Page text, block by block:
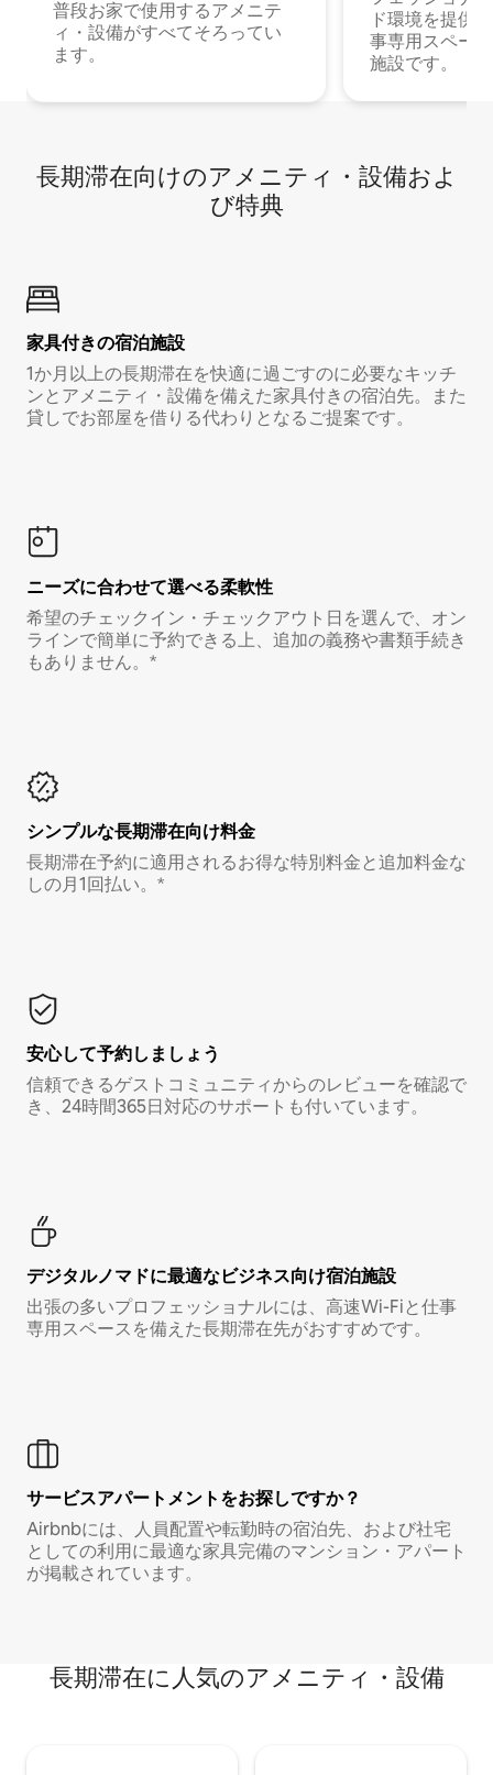
普段お家で使用するアメニテ
ィ・設備がすべてそろってい
ます。
ド環境を提供
事専用スペー
施設です。
長期滞在向け⁠のア⁠メ⁠ニ⁠テ⁠ィ⁠・設⁠備⁠およ
び特⁠典
家具付き⁠の宿⁠泊⁠施⁠設
1か月以上の長期滞在を快適に過ごすのに必要なキッチ
ンとアメニティ・設備を備えた家具付きの宿泊先。また
貸しでお部屋を借りる代わりとなるご提案です。
ニーズに合わせて選べる柔軟性
希望のチェックイン・チェックアウト日を選んで、オン
ラインで簡単に予約できる上、追加の義務や書類手続き
もありません。*
シンプルな長期滞在向け料金
長期滞在予約に適用されるお得な特別料金と追加料金な
しの月1回払い。*
安心して予約しましょう
信頼できるゲストコミュニティからのレビューを確認で
き、24時間365日対応のサポートも付いています。
デジタルノマド⁠に最⁠適⁠なビ⁠ジ⁠ネ⁠ス⁠向⁠け宿⁠泊⁠施⁠設
出張の多いプロフェッショナルには、高速Wi-Fiと仕事
専用スペースを備えた長期滞在先がおすすめです。
サービスアパートメントをお探しですか？
Airbnbには、人員配置や転勤時の宿泊先、および社宅
としての利用に最適な家具完備のマンション・アパート
が掲載されています。
長期滞在に人気のアメニティ・設備